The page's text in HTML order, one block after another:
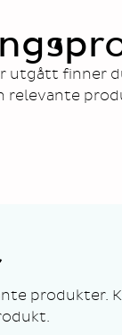
utgått finner
relevante
produkter.